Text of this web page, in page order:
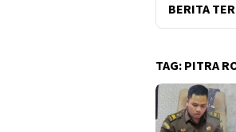
BERITA
TAG: PITRA